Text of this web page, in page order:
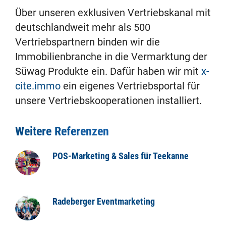
Über unseren exklusiven Vertriebskanal mit
deutschlandweit mehr als 500
Vertriebspartnern binden wir die
Immobilienbranche in die Vermarktung der
Süwag Produkte ein. Dafür haben wir mit x-
cite.immo ein eigenes Vertriebsportal für
unsere Vertriebskooperationen installiert.
Weitere Referenzen
POS-Marketing & Sales für Teekanne
Radeberger Eventmarketing